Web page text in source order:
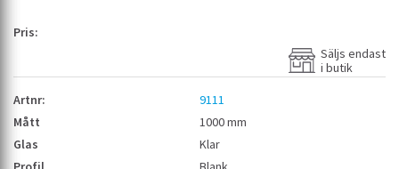
Säljs endast
i butik
9111
1000 mm
Klar